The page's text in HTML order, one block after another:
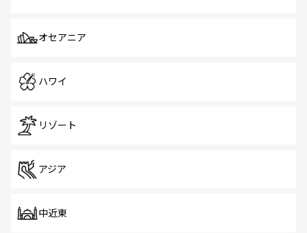
オセアニア
ハワイ
リゾート
アジア
中近東